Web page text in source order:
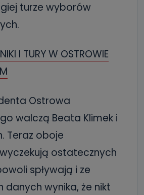
turze wyborów
I TURY W OSTROWIE
Ostrowa
walczą Beata Klimek i
Teraz oboje
ostatecznych
spływają i ze
danych wynika, że nikt